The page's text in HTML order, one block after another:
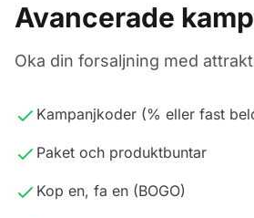
Avancerade
Oka din forsaljning med
Kampanjkoder (% eller fast
Paket och produktbuntar
Kop en, fa en (BOGO)